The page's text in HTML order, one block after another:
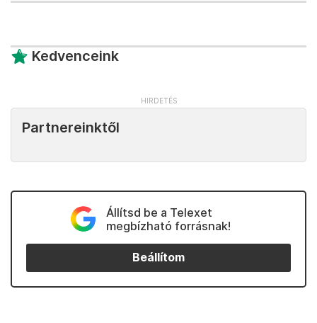
Kedvenceink
Partnereinktől
Állítsd be a Telexet
megbízható forrásnak!
Beállítom